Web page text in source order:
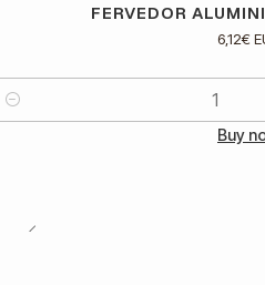
FERVEDOR
6,12€
Buy